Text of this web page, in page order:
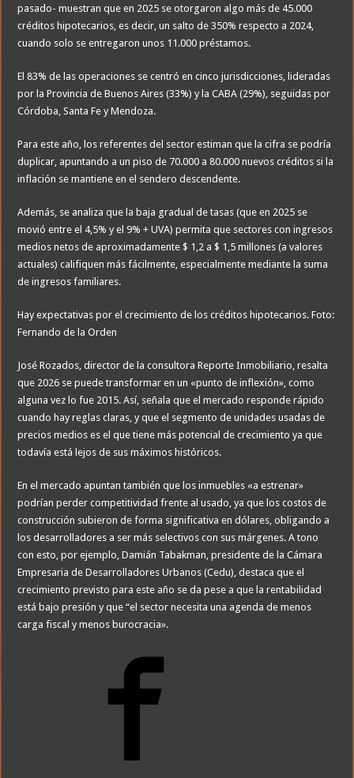
pasado- muestran que en 2025 se otorgaron algo más de 45.000
créditos hipotecarios, es decir, un salto de 350% respecto a 2024,
cuando solo se entregaron unos 11.000 préstamos.
El 83% de las operaciones se centró en cinco jurisdicciones, lideradas
por la Provincia de Buenos Aires (33%) y la CABA (29%), seguidas por
Córdoba, Santa Fe y Mendoza.
Para este año, los referentes del sector estiman que la cifra se podría
duplicar, apuntando a un piso de 70.000 a 80.000 nuevos créditos si la
inflación se mantiene en el sendero descendente.
Además, se analiza que la baja gradual de tasas (que en 2025 se
movió entre el 4,5% y el 9% + UVA) permita que sectores con ingresos
medios netos de aproximadamente $ 1,2 a $ 1,5 millones (a valores
actuales) califiquen más fácilmente, especialmente mediante la suma
de ingresos familiares.
Hay expectativas por el crecimiento de los créditos hipotecarios. Foto:
Fernando de la Orden
José Rozados, director de la consultora Reporte Inmobiliario, resalta
que 2026 se puede transformar en un «punto de inflexión», como
alguna vez lo fue 2015. Así, señala que el mercado responde rápido
cuando hay reglas claras, y que el segmento de unidades usadas de
precios medios es el que tiene más potencial de crecimiento ya que
todavía está lejos de sus máximos históricos.
En el mercado apuntan también que los inmuebles «a estrenar»
podrían perder competitividad frente al usado, ya que los costos de
construcción subieron de forma significativa en dólares, obligando a
los desarrolladores a ser más selectivos con sus márgenes. A tono
con esto, por ejemplo, Damián Tabakman, presidente de la Cámara
Empresaria de Desarrolladores Urbanos (Cedu), destaca que el
crecimiento previsto para este año se da pese a que la rentabilidad
está bajo presión y que “el sector necesita una agenda de menos
carga fiscal y menos burocracia».